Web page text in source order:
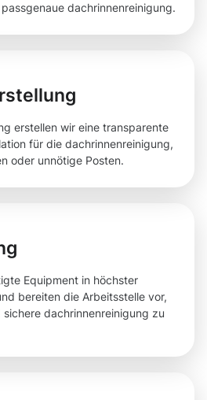
dachrinnenreinigung.
erstellen wir eine transparente
für die dachrinnenreinigung,
oder unnötige Posten.
Equipment in höchster
bereiten die Arbeitsstelle vor,
dachrinnenreinigung zu